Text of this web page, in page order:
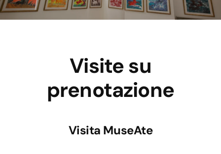
Visite su
prenotazione
Visita MuseAte